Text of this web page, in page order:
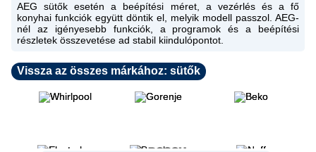
AEG sütők esetén a beépítési méret, a vezérlés és a fő
konyhai funkciók együtt döntik el, melyik modell passzol. AEG-
nél az igényesebb funkciók, a programok és a beépítési
részletek összevetése ad stabil kiindulópontot.
Vissza az összes márkához: sütők